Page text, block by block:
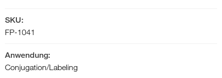
SKU:
FP-1041
Anwendung:
Conjugation/Labeling